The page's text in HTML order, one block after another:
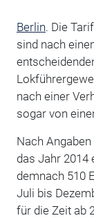
Berlin. Die
sind nach
nach einer
sogar von
Nach
das Jahr 2014
demnach 510
Juli bis
für die Zeit ab